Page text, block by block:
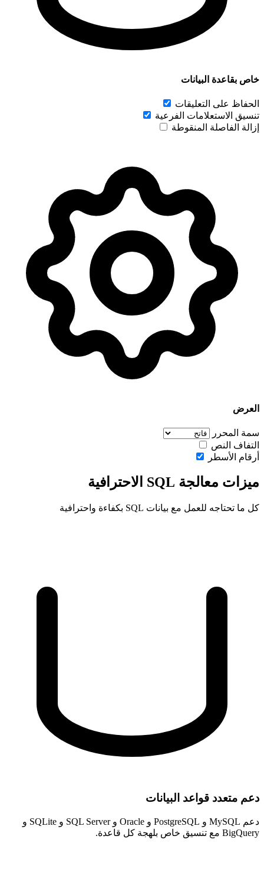
خاص بقاعدة البيانات
الحفاظ على التعليقات
تنسيق الاستعلامات الفرعية
إزالة الفاصلة المنقوطة
العرض
سمة المحرر
التفاف النص
أرقام الأسطر
ميزات معالجة SQL الاحترافية
كل ما تحتاجه للعمل مع بيانات SQL بكفاءة واحترافية
دعم متعدد قواعد البيانات
دعم MySQL و PostgreSQL و Oracle و SQL Server و SQLite و
BigQuery مع تنسيق خاص بلهجة كل قاعدة.